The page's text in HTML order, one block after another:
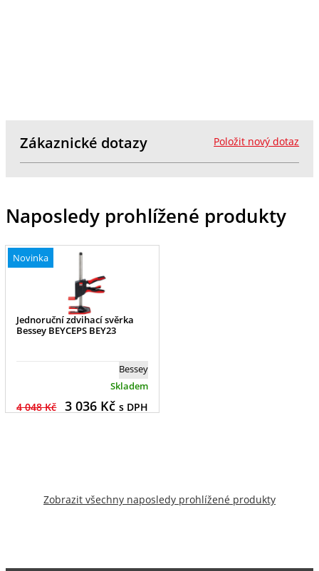
Položit nový dotaz
Zákaznické dotazy
Naposledy prohlížené produkty
Novinka
Jednoruční zdvihací svěrka
Bessey BEYCEPS BEY23
Bessey
Skladem
4 048 Kč 3 036Kč s DPH
Zobrazit všechny naposledy prohlížené produkty